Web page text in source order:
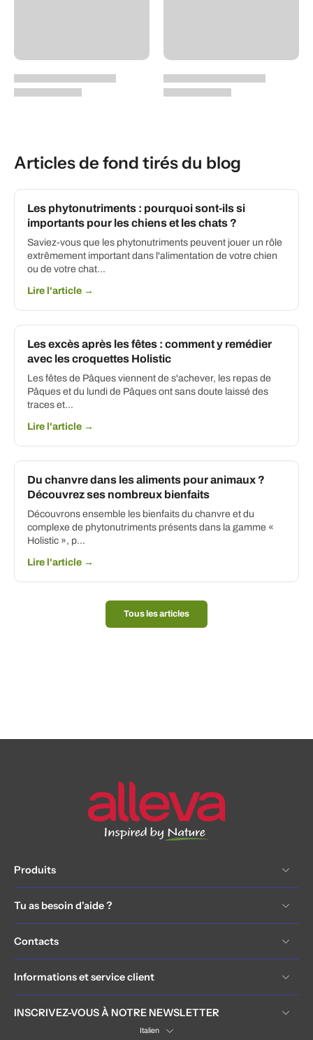
Articles de fond tirés du blog
Les phytonutriments : pourquoi sont-ils si
importants pour les chiens et les chats ?
Saviez-vous que les phytonutriments peuvent jouer un rôle
extrêmement important dans l'alimentation de votre chien
ou de votre chat…
Lire l'article →
Les excès après les fêtes : comment y remédier
avec les croquettes Holistic
Les fêtes de Pâques viennent de s'achever, les repas de
Pâques et du lundi de Pâques ont sans doute laissé des
traces et...
Lire l'article →
Du chanvre dans les aliments pour animaux ?
Découvrez ses nombreux bienfaits
Découvrons ensemble les bienfaits du chanvre et du
complexe de phytonutriments présents dans la gamme «
Holistic », p...
Lire l'article →
Tous les articles
Produits
Tu as besoin d'aide ?
Contacts
Informations et service client
INSCRIVEZ-VOUS À NOTRE NEWSLETTER
Italien